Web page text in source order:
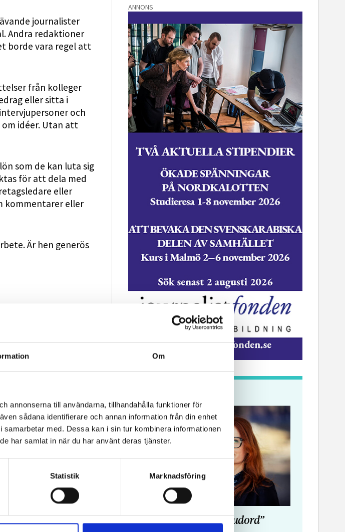
Om
annonserna till användarna, tillhandahålla funktioner för
sådana identifierare och annan information från din enhet
med. Dessa kan i sin tur kombinera informationen
har samlat in när du har använt deras tjänster.
Statistik Marknadsföring
journalister
Andra redaktioner
borde vara regel att
från kolleger
eller sitta i
och
idéer. Utan att
som de kan luta sig
för att dela med
eller
kommentarer eller
Är hen generös
ANNONS
”Journalistens tio budord”